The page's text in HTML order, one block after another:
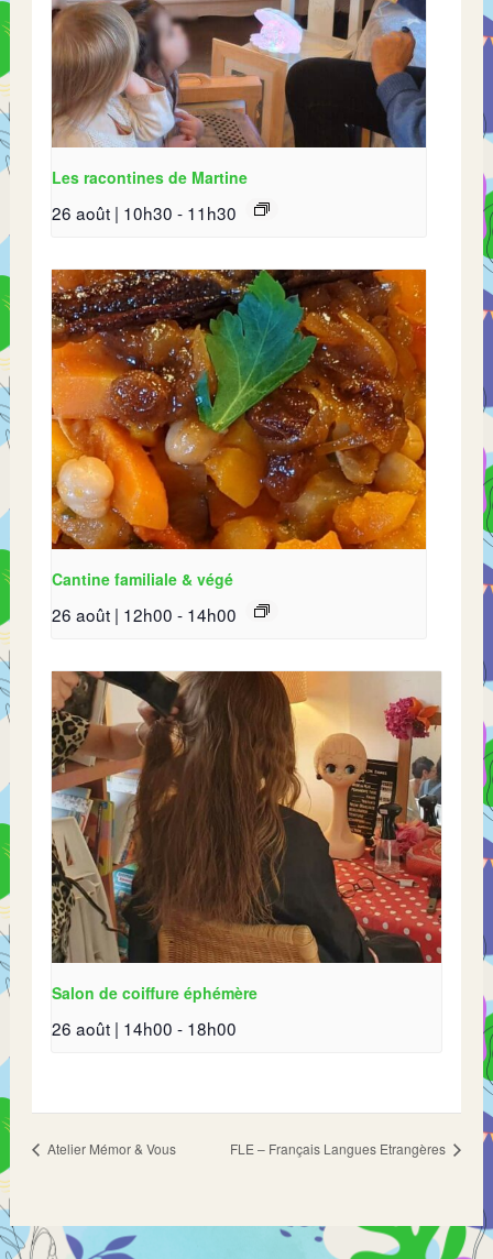
Les racontines de Martine
26 août | 10h30 - 11h30
Cantine familiale & végé
26 août | 12h00 - 14h00
Salon de coiffure éphémère
26 août | 14h00 - 18h00
Atelier Mémor & Vous FLE – Français Langues Etrangères